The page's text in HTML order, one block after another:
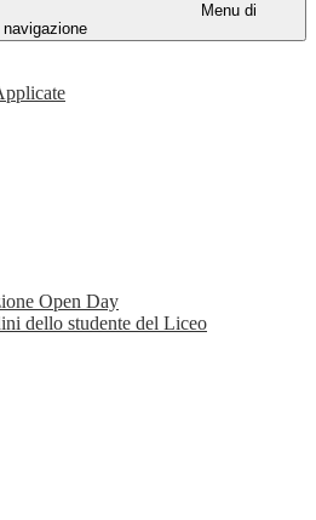
Menu di
navigazione
Open Day
dello studente del Liceo